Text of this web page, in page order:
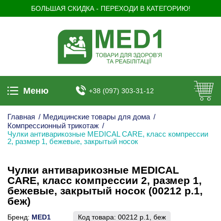
БОЛЬШАЯ СКИДКА - ПЕРЕХОДИ В КАТЕГОРИЮ!
Меню +38 (097) 303-31-12
Главная / Медицинские товары для дома /
Компрессионный трикотаж /
Чулки антиварикозные MEDICAL CARE, класс компрессии
2, размер 1, бежевые, закрытый носок
Чулки антиварикозные MEDICAL
CARE, класс компрессии 2, размер 1,
бежевые, закрытый носок (00212 р.1,
беж)
Бренд: MED1 Код товара: 00212 р.1, беж